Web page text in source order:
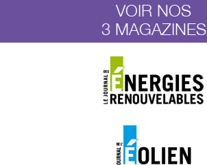
VOIR NOS
3 MAGAZINES